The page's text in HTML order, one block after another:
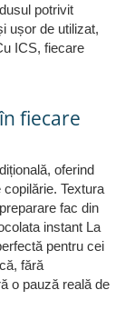
potrivit
ușor de utilizat,
ICS, fiecare
fiecare
oferind
Textura
fac din
instant La
pentru cei
fără
o pauză reală de